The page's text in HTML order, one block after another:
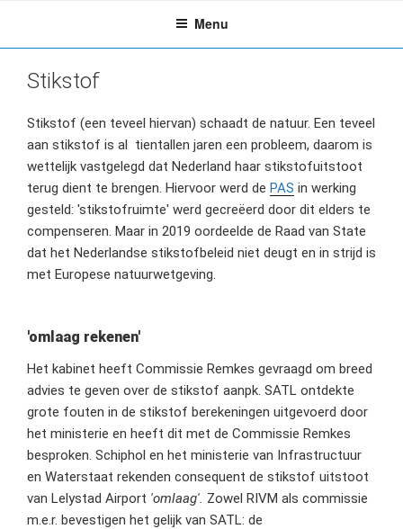
de
inhoud
Menu
Stikstof
Stikstof (een teveel hiervan) schaadt de natuur. Een teveel
aan stikstof is al tientallen jaren een probleem, daarom is
wettelijk vastgelegd dat Nederland haar stikstofuitstoot
terug dient te brengen. Hiervoor werd de PAS in werking
gesteld: 'stikstofruimte' werd gecreëerd door dit elders te
compenseren. Maar in 2019 oordeelde de Raad van State
dat het Nederlandse stikstofbeleid niet deugt en in strijd is
met Europese natuurwetgeving.
'omlaag rekenen'
Het kabinet heeft Commissie Remkes gevraagd om breed
advies te geven over de stikstof aanpk. SATL ontdekte
grote fouten in de stikstof berekeningen uitgevoerd door
het ministerie en heeft dit met de Commissie Remkes
besproken. Schiphol en het ministerie van Infrastructuur
en Waterstaat rekenden consequent de stikstof uitstoot
van Lelystad Airport 'omlaag'. Zowel RIVM als commissie
m.e.r. bevestigen het gelijk van SATL: de